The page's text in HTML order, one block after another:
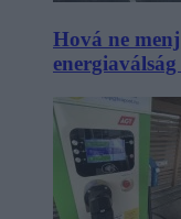
Hová ne